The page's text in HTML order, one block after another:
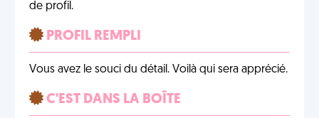
de profil.
PROFIL REMPLI
Vous avez le souci du détail. Voilà qui sera apprécié.
C'EST DANS LA BOÎTE